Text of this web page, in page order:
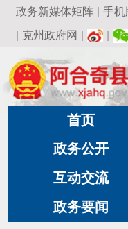
政务新媒体矩阵 | 手机版
克州政府网 | | |
首页
政务公开
互动交流
政务要闻